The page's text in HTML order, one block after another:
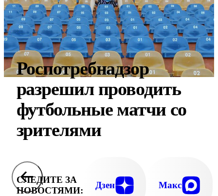
Роспотребнадзор
разрешил проводить
футбольные матчи со
зрителями
СЛЕДИТЕ ЗА
НОВОСТЯМИ:
Дзен Макс